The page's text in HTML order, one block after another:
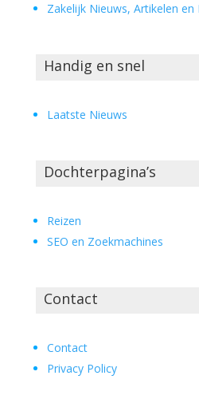
Zakelijk Nieuws, Artikelen en
Handig en snel
Laatste Nieuws
Dochterpagina’s
Reizen
SEO en Zoekmachines
Contact
Contact
Privacy Policy